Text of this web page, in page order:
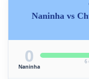
Naninha vs
0
Naninha
6